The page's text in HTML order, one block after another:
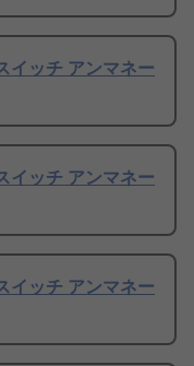
ッチ アンマネー
ッチ アンマネー
ッチ アンマネー